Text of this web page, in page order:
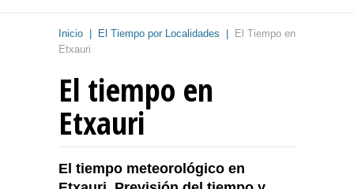
Inicio El Tiempo por Localidades
El Tiempo en
Etxauri
El tiempo en
Etxauri
El tiempo meteorológico en